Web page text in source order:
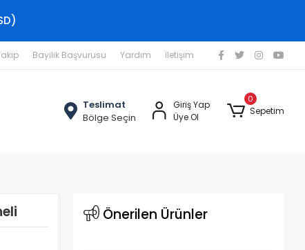
Bayilik Başvurusu Yardım İletişim
Teslimat
Bölge Seçin
Giriş Yap
Üye Ol
0
Sepetim
Önerilen Ürünler